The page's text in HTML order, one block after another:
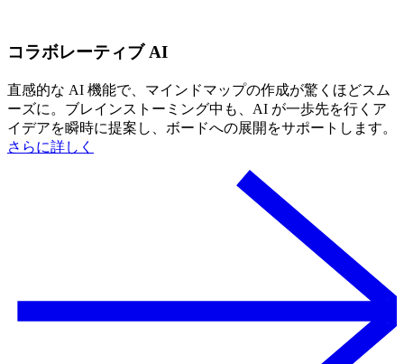
コラボレーティブ AI
直感的な AI 機能で、マインドマップの作成が驚くほどスム
ーズに。ブレインストーミング中も、AI が一歩先を行くア
イデアを瞬時に提案し、ボードへの展開をサポートします。
さらに詳しく